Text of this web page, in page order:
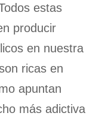
estas
producir
en nuestra
ricas en
apuntan
más adictiva